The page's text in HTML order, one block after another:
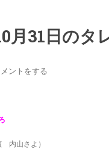
月31日の
ントをする
山さよ）